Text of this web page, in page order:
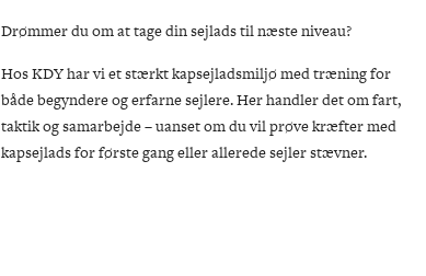
Drømmer du om at tage din sejlads til næste niveau?
Hos KDY har vi et stærkt kapsejladsmiljø med træning for
både begyndere og erfarne sejlere. Her handler det om fart,
taktik og samarbejde – uanset om du vil prøve kræfter med
kapsejlads for første gang eller allerede sejler stævner.